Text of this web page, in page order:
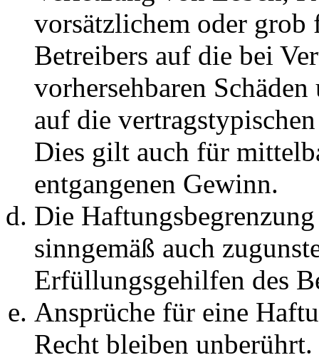
vorsätzlichem oder grob
Betreibers auf die bei
vorhersehbaren
auf die
Dies gilt auch für
entgangenen Gewinn.
Die
sinngemäß auch
Erfüllungsgehilfen des
Ansprüche für eine
Recht bleiben unberührt.